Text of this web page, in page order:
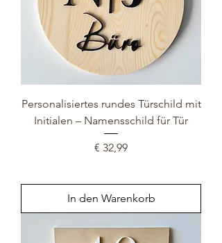
Personalisiertes rundes Türschild mit
Initialen – Namensschild für Tür
Preis
€ 32,99
In den Warenkorb